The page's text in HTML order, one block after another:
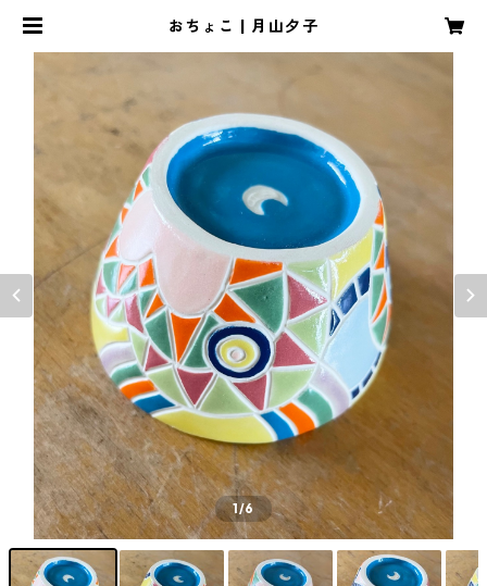
おちょこ | 月山夕子
1/6